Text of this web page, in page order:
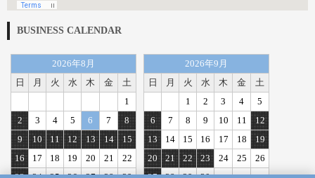
BUSINESS CALENDAR
2026年8月
日
月 火 水 木 金
土
1
2
3 4 5 6 7
8
9
10 11 12 13 14
15
16
17 18 19 20 21
22
2026年9月
日
月 火 水 木 金
土
1
2 3 4
5
6
7 8 9 10 11
12
13
14 15 16 17 18
19
20
21 22 23 24 25
26